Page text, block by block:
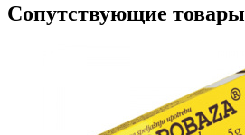
Сопутствующие товары